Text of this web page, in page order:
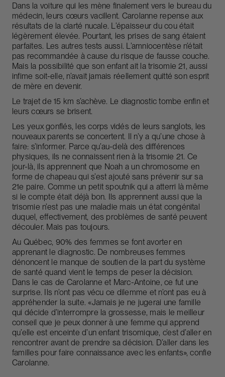
Dans la voiture qui les mène finalement vers le bureau du
médecin, leurs cœurs vacillent. Carolanne repense aux
résultats de la clarté nucale. L’épaisseur du cou était
légèrement élevée. Pourtant, les prises de sang étaient
parfaites. Les autres tests aussi. L’amniocentèse n’était
pas recommandée à cause du risque de fausse couche.
Mais la possibilité que son enfant ait la trisomie 21, aussi
infime soit-elle, n’avait jamais réellement quitté son esprit
de mère en devenir.
Le trajet de 15 km s’achève. Le diagnostic tombe enfin et
leurs cœurs se brisent.
Les yeux gonflés, les corps vidés de leurs sanglots, les
nouveaux parents se concertent. Il n’y a qu’une chose à
faire: s’informer. Parce qu’au-delà des différences
physiques, ils ne connaissent rien à la trisomie 21. Ce
jour-là, ils apprennent que Noah a un chromosome en
forme de chapeau qui s’est ajouté sans prévenir sur sa
21e paire. Comme un petit spoutnik qui a atterri là même
si le compte était déjà bon. Ils apprennent aussi que la
trisomie n’est pas une maladie mais un état congénital
duquel, effectivement, des problèmes de santé peuvent
découler. Mais pas toujours.
Au Québec, 90% des femmes se font avorter en
apprenant le diagnostic. De nombreuses femmes
dénoncent le manque de soutien de la part du système
de santé quand vient le temps de peser la décision.
Dans le cas de Carolanne et Marc-Antoine, ce fut une
surprise. Ils n’ont pas vécu ce dilemme et n’ont pas eu à
appréhender la suite. «Jamais je ne jugerai une famille
qui décide d’interrompre la grossesse, mais le meilleur
conseil que je peux donner à une femme qui apprend
qu’elle est enceinte d’un enfant trisomique, c’est d’aller en
rencontrer avant de prendre sa décision. D’aller dans les
familles pour faire connaissance avec les enfants», confie
Carolanne.